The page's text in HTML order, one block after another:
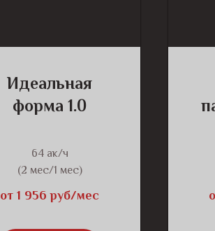
Идеальная
форма 1.0
64 ак/ч
(2 мес/1 мес)
от 1 956 руб/мес